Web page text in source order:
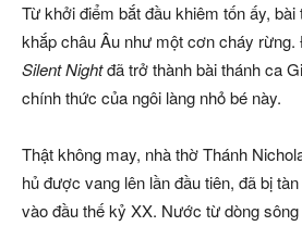
Từ khởi điểm bắt đầu khiêm tốn ấy, bài
khắp châu Âu như một cơn cháy
Silent Nightđã trở thành bài thánh ca
chính thức của ngôi làng nhỏ bé này.
Thật không may, nhà thờ Thánh
hủ được vang lên lần đầu tiên, đã bị
vào đầu thế kỷ XX. Nước từ dòng